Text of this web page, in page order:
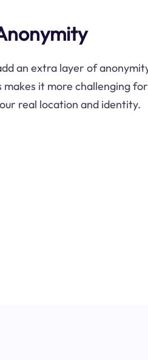
an extra layer of
makes it more challenging
real location and identity.